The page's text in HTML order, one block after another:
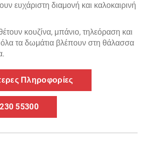
ευχάριστη διαμονή και καλοκαιρινή
κουζίνα, μπάνιο, τηλεόραση και
όλα τα δωμάτια βλέπουν στη θάλασσα
Πληροφορίες
55300